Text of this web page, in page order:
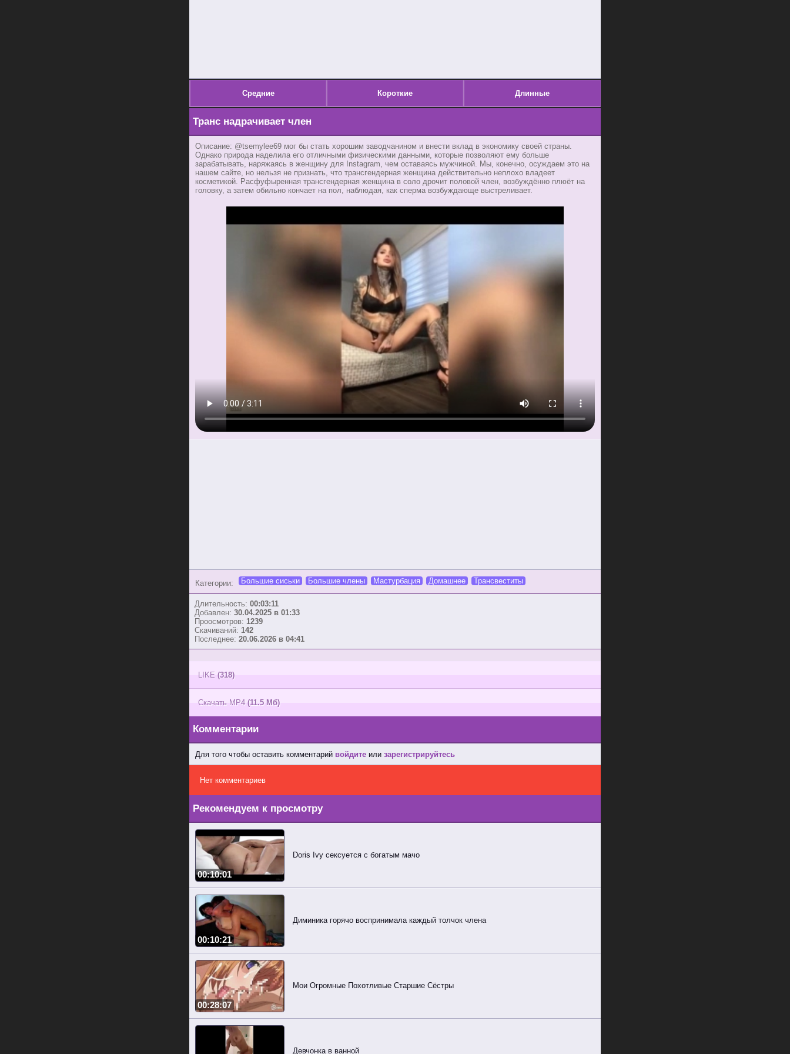
Средние Короткие Длинные
Транс надрачивает член
Описание: @tsemylee69 мог бы стать хорошим заводчанином и внести вклад в экономику своей страны.
Однако природа наделила его отличными физическими данными, которые позволяют ему больше
зарабатывать, наряжаясь в женщину для Instagram, чем оставаясь мужчиной. Мы, конечно, осуждаем это на
нашем сайте, но нельзя не признать, что трансгендерная женщина действительно неплохо владеет
косметикой. Расфуфыренная трансгендерная женщина в соло дрочит половой член, возбуждённо плюёт на
головку, а затем обильно кончает на пол, наблюдая, как сперма возбуждающе выстреливает.
Категории: Большие сиськи Большие члены Мастурбация Домашнее Трансвеститы
Длительность: 00:03:11
Добавлен: 30.04.2025 в 01:33
Проосмотров: 1239
Скачиваний: 142
Последнее: 20.06.2026 в 04:41
LIKE (318)
Скачать MP4 (11.5 Мб)
Комментарии
Для того чтобы оставить комментарий войдите или зарегистрируйтесь
Нет комментариев
Рекомендуем к просмотру
Doris Ivy сексуется с богатым мачо
00:10:01
Диминика горячо воспринимала каждый толчок члена
00:10:21
Мои Огромные Похотливые Старшие Сёстры
00:28:07
Девчонка в ванной